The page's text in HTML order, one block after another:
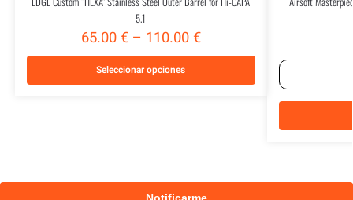
5.1
65.00€– 110.00€
Seleccionar opciones